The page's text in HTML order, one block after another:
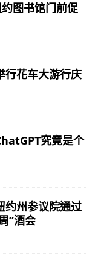
图书馆门前促
行花车大游行庆
究竟是个
约州参议院通过
”酒会